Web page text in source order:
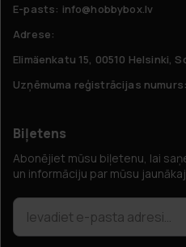
E-pasts: info@hobbybox.lv
Adrese:
Elimäenkatu 15, 00510 Helsinki,
Uzņēmuma reģistrācijas
Biļetens
Abonējiet mūsu biļetenu, lai
un informāciju par mūsu